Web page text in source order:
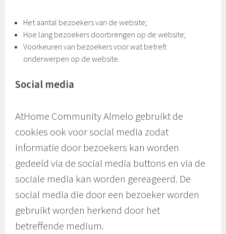
Het aantal bezoekers van de website;
Hoe lang bezoekers doorbrengen op de website;
Voorkeuren van bezoekers voor wat betreft
onderwerpen op de website.
Social media
AtHome Community Almelo gebruikt de
cookies ook voor social media zodat
informatie door bezoekers kan worden
gedeeld via de social media buttons en via de
sociale media kan worden gereageerd. De
social media die door een bezoeker worden
gebruikt worden herkend door het
betreffende medium.